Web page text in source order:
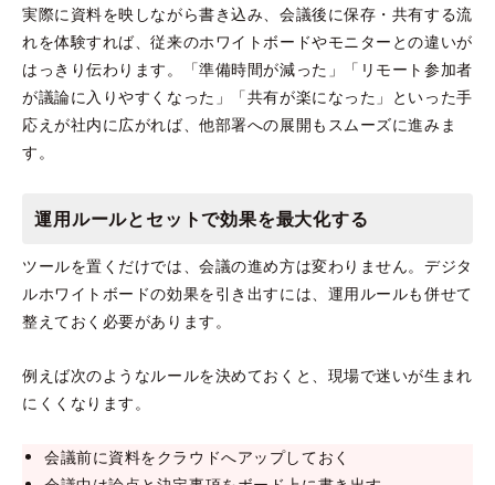
実際に資料を映しながら書き込み、会議後に保存・共有する流
れを体験すれば、従来のホワイトボードやモニターとの違いが
はっきり伝わります。「準備時間が減った」「リモート参加者
が議論に入りやすくなった」「共有が楽になった」といった手
応えが社内に広がれば、他部署への展開もスムーズに進みま
す。
運用ルールとセットで効果を最大化する
ツールを置くだけでは、会議の進め方は変わりません。デジタ
ルホワイトボードの効果を引き出すには、運用ルールも併せて
整えておく必要があります。
例えば次のようなルールを決めておくと、現場で迷いが生まれ
にくくなります。
会議前に資料をクラウドへアップしておく